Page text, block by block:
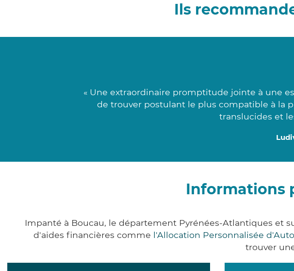
Ils
« Une extraordinaire promptitude jointe à une
de trouver postulant le plus compatible à la
translucides et
Informations
Impanté à Boucau, le département Pyrénées-Atlantiques et
d'aides financières comme l'Allocation Personnalisée
trouver